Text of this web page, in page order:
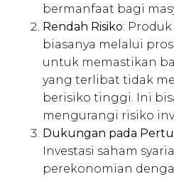
bermanfaat bagi
Rendah Risiko:
biasanya melalui
untuk memastikan
yang terlibat tidak
berisiko tinggi. Ini
mengurangi risiko
Dukungan pada
Investasi saham
perekonomian